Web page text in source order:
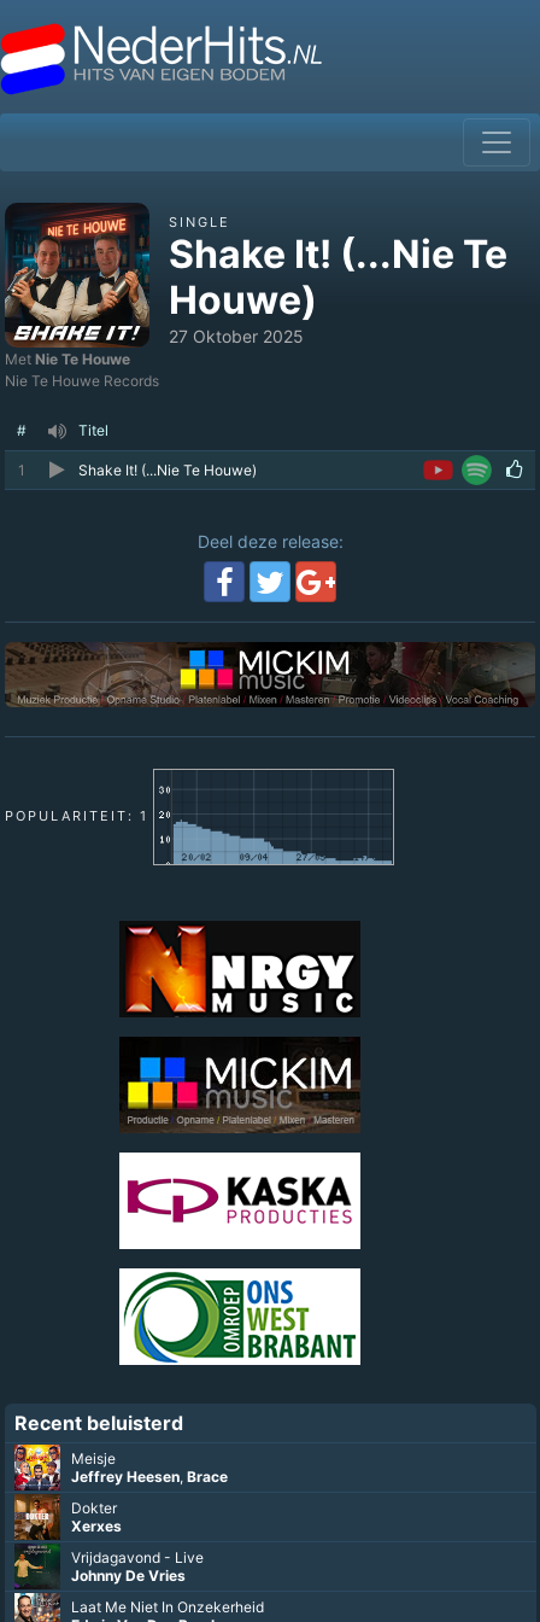
SINGLE
Shake It! (...Nie Te
Houwe)
27 Oktober 2025
Met Nie Te Houwe
Nie Te Houwe Records
# Titel
1 Shake It! (...Nie Te Houwe)
Deel deze release:
POPULARITEIT: 1
Recent beluisterd
Meisje
Jeffrey Heesen, Brace
Dokter
Xerxes
Vrijdagavond - Live
Johnny De Vries
Laat Me Niet In Onzekerheid